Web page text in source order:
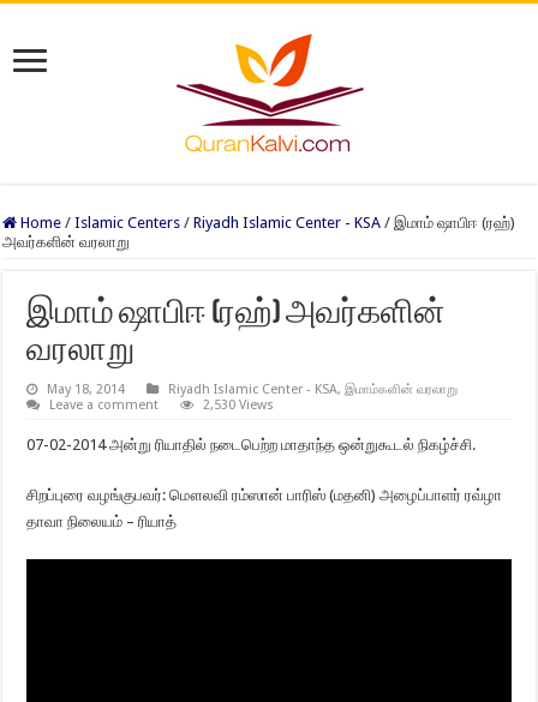
Home / Islamic Centers / Riyadh Islamic Center - KSA / இமாம் ஷாபிஈ (ரஹ்)
அவர்களின் வரலாறு
இமாம் ஷாபிஈ (ரஹ்) அவர்களின்
வரலாறு
May 18, 2014 Riyadh Islamic Center - KSA,இமாம்களின் வரலாறு
Leave a comment
2,530 Views
07-02-2014 அன்று ரியாதில் நடைபெற்ற மாதாந்த ஒன்றுகூடல் நிகழ்ச்சி.
சிறப்புரை வழங்குபவர்: மௌலவி ரம்ஸான் பாரிஸ் (மதனி) அழைப்பாளர் ரவ்ழா
தாவா நிலையம் – ரியாத்